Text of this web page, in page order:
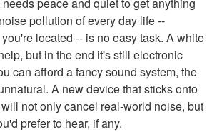
pollution of every day life --
located -- is no easy task. A white
but in the end it's still electronic
can afford a fancy sound system, the
A new device that sticks onto
not only cancel real-world noise, but
prefer to hear, if any.